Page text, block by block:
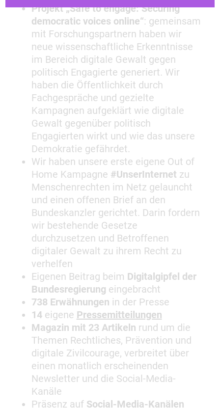
Projekt „Safe to engage: Securing
democratic voices online“: gemeinsam
mit Forschungspartnern haben wir
neue wissenschaftliche Erkenntnisse
im Bereich digitale Gewalt gegen
politisch Engagierte generiert. Wir
haben die Öffentlichkeit durch
Fachgespräche und gezielte
Kampagnen aufgeklärt wie digitale
Gewalt gegenüber politisch
Engagierten wirkt und wie das unsere
Demokratie gefährdet.
Wir haben unsere erste eigene Out of
Home Kampagne #UnserInternet zu
Menschenrechten im Netz gelauncht
und einen offenen Brief an den
Bundeskanzler gerichtet. Darin fordern
wir bestehende Gesetze
durchzusetzen und Betroffenen
digitaler Gewalt zu ihrem Recht zu
verhelfen
Eigenen Beitrag beim Digitalgipfel der
Bundesregierung eingebracht
738 Erwähnungen in der Presse
14eigene Pressemitteilungen
Magazin mit 23 Artikeln rund um die
Themen Rechtliches, Prävention und
digitale Zivilcourage, verbreitet über
einen monatlich erscheinenden
Newsletter und die Social-Media-
Kanäle
Präsenz auf Social-Media-Kanälen